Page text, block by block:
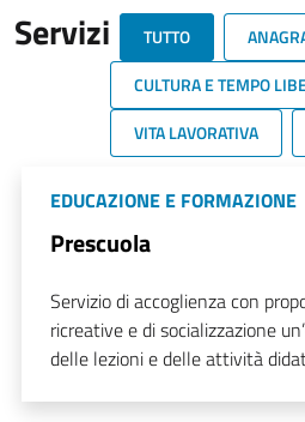
Servizi TUTTO
CULTURA E TEMPO
VITA LAVORATIVA
EDUCAZIONE E FORMAZIONE
Prescuola
Servizio di accoglienza con
ricreative e di socializzazione
delle lezioni e delle attività